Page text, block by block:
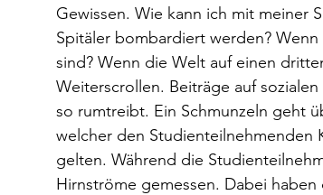
Gewissen. Wie kann ich mit meiner
Spitäler bombardiert werden?
sind? Wenn die Welt auf einen
Weiterscrollen. Beiträge auf
so rumtreibt. Ein Schmunzeln geht
welcher den Studienteilnehmenden
gelten. Während die
Hirnströme gemessen. Dabei